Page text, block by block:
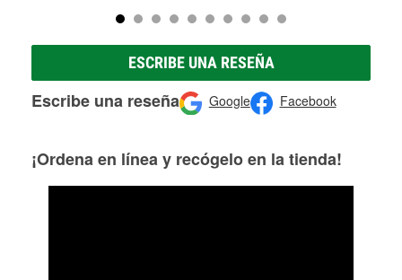
ESCRIBE UNA RESEÑA
Escribe una reseña Google Facebook
¡Ordena en línea y recógelo en la tienda!